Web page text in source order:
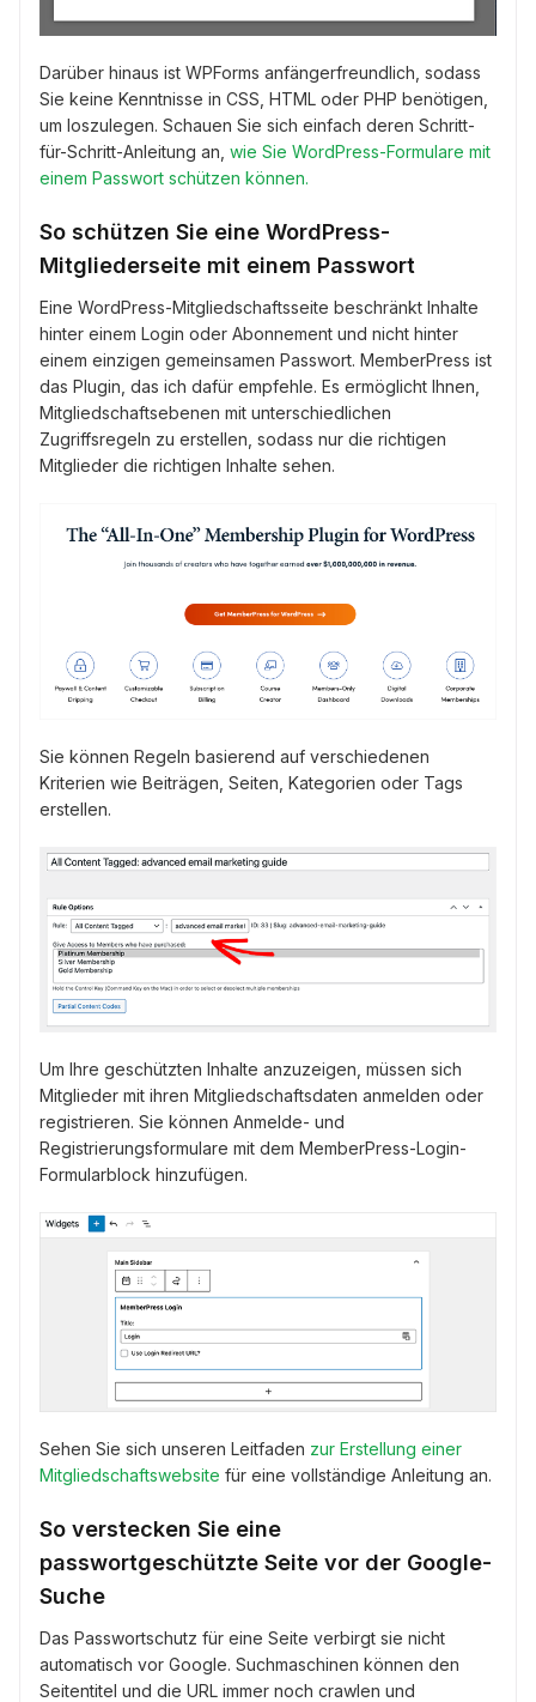
Darüber hinaus ist WPForms anfängerfreundlich, sodass
Sie keine Kenntnisse in CSS, HTML oder PHP benötigen,
um loszulegen. Schauen Sie sich einfach deren Schritt-
für-Schritt-Anleitung an, wie Sie WordPress-Formulare mit
einem Passwort schützen können.
So schützen Sie eine WordPress-
Mitgliederseite mit einem Passwort
Eine WordPress-Mitgliedschaftsseite beschränkt Inhalte
hinter einem Login oder Abonnement und nicht hinter
einem einzigen gemeinsamen Passwort. MemberPress ist
das Plugin, das ich dafür empfehle. Es ermöglicht Ihnen,
Mitgliedschaftsebenen mit unterschiedlichen
Zugriffsregeln zu erstellen, sodass nur die richtigen
Mitglieder die richtigen Inhalte sehen.
Sie können Regeln basierend auf verschiedenen
Kriterien wie Beiträgen, Seiten, Kategorien oder Tags
erstellen.
Um Ihre geschützten Inhalte anzuzeigen, müssen sich
Mitglieder mit ihren Mitgliedschaftsdaten anmelden oder
registrieren. Sie können Anmelde- und
Registrierungsformulare mit dem MemberPress-Login-
Formularblock hinzufügen.
Sehen Sie sich unseren Leitfaden zur Erstellung einer
Mitgliedschaftswebsite für eine vollständige Anleitung an.
So verstecken Sie eine
passwortgeschützte Seite vor der Google-
Suche
Das Passwortschutz für eine Seite verbirgt sie nicht
automatisch vor Google. Suchmaschinen können den
Seitentitel und die URL immer noch crawlen und